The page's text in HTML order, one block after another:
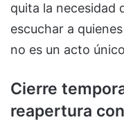
quita la necesidad
escuchar a
no es un acto
Cierre
reapertura